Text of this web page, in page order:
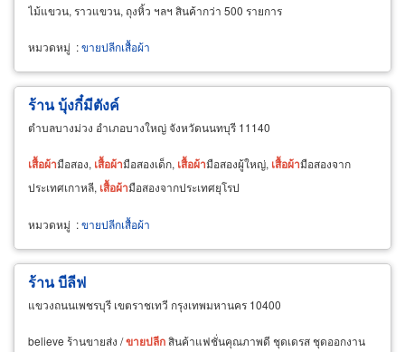
ไม้แขวน, ราวแขวน, ถุงหิ้ว ฯลฯ สินค้ากว่า 500 รายการ
หมวดหมู่ :ขายปลีกเสื้อผ้า
ร้าน บุ้งกี๋มีตังค์
ตำบลบางม่วง อำเภอบางใหญ่ จังหวัดนนทบุรี 11140
เสื้อผ้ามือสอง, เสื้อผ้ามือสองเด็ก, เสื้อผ้ามือสองผู้ใหญ่, เสื้อผ้ามือสองจาก
ประเทศเกาหลี, เสื้อผ้ามือสองจากประเทศยุโรป
หมวดหมู่ :ขายปลีกเสื้อผ้า
ร้าน บีลีฟ
แขวงถนนเพชรบุรี เขตราชเทวี กรุงเทพมหานคร 10400
believe ร้านขายส่ง /ขายปลีกสินค้าแฟชั่นคุณภาพดี ชุดเดรส ชุดออกงาน